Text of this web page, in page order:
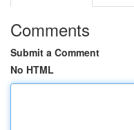
Comments
Submit a Comment
No HTML